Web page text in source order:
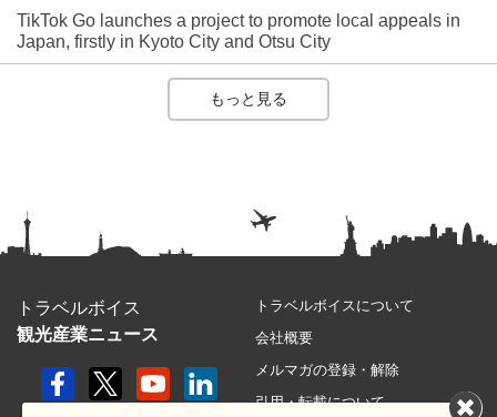
TikTok Go launches a project to promote local appeals in
Japan, firstly in Kyoto City and Otsu City
もっと見る
トラベルボイス
観光産業ニュース
トラベルボイスについて
会社概要
メルマガの登録・解除
引用・転載について